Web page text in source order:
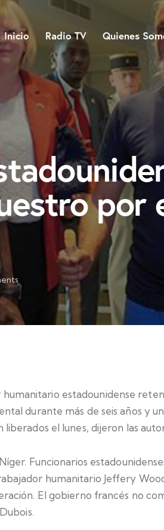
Inicio Radio TV Quienes
estadounidense
durante más de seis años y
el lunes, dijeron las
Funcionarios
humanitario Jeffery
El gobierno francés no